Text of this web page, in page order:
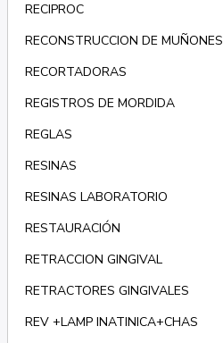
RECIPROC
RECONSTRUCCION DE MUÑONES
RECORTADORAS
REGISTROS DE MORDIDA
REGLAS
RESINAS
RESINAS LABORATORIO
RESTAURACIÓN
RETRACCION GINGIVAL
RETRACTORES GINGIVALES
REV +LAMP INATINICA+CHAS